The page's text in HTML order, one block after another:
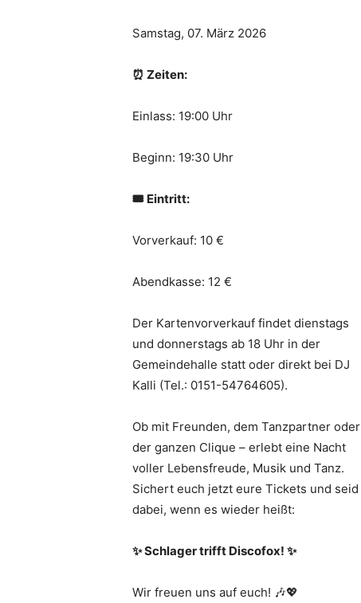
Samstag, 07. März 2026
⏰ Zeiten:
Einlass: 19:00 Uhr
Beginn: 19:30 Uhr
🎟 Eintritt:
Vorverkauf: 10 €
Abendkasse: 12 €
Der Kartenvorverkauf findet dienstags
und donnerstags ab 18 Uhr in der
Gemeindehalle statt oder direkt bei DJ
Kalli (Tel.: 0151-54764605).
Ob mit Freunden, dem Tanzpartner oder
der ganzen Clique – erlebt eine Nacht
voller Lebensfreude, Musik und Tanz.
Sichert euch jetzt eure Tickets und seid
dabei, wenn es wieder heißt:
✨ Schlager trifft Discofox! ✨
Wir freuen uns auf euch! 🎶💖